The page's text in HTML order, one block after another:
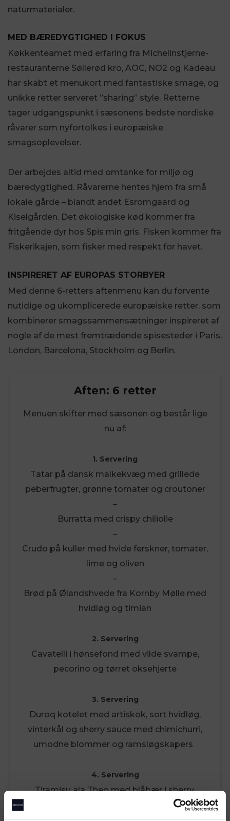
naturmaterialer.
MED BÆREDYGTIGHED I FOKUS
Køkkenteamet med erfaring fra Michelinstjerne-
restauranterne Søllerød kro, AOC, NO2 og Kadeau
har skabt et menukort med fantastiske smage, og
unikke retter serveret ”sharing” style. Retterne
tager udgangspunkt i sæsonens bedste nordiske
råvarer som nyfortolkes i europæiske
smagsoplevelser.
Der arbejdes altid med omtanke for miljø og
bæredygtighed. Råvarerne hentes hjem fra små
lokale gårde – blandt andet Esromgaard og
Kiselgården. Det økologiske kød kommer fra
fritgående dyr hos Spis min gris. Fisken kommer fra
Fiskerikajen, som fisker med respekt for havet.
INSPIRERET AF EUROPAS STORBYER
Med denne 6-retters aftenmenu kan du forvente
nutidige og ukomplicerede europæiske retter, som
kombinerer smagssammensætninger inspireret af
nogle af de mest fremtrædende spisesteder i Paris,
London, Barcelona, Stockholm og Berlin.
Aften: 6 retter
Menuen skifter med sæsonen og består lige
nu af:
1. Servering
Tatar på dansk malkekvæg med grillede
peberfrugter, grønne tomater og croutoner
–
Burratta med crispy chiliolie
–
Crudo på kuller med hvide ferskner, tomater,
lime og oliven
–
Brød på Ølandshvede fra Kornby Mølle med
hvidløg og timian
2. Servering
Cavatelli i hønsefond med vilde svampe,
pecorino og tørret oksehjerte
3. Servering
Duroq kotelet med artiskok, sort hvidløg,
vinterkål og sherry sauce med chimichurri,
umodne blommer og ramsløgskapers
4. Servering
Tiramisu ala Theo med blåbær i sherry,